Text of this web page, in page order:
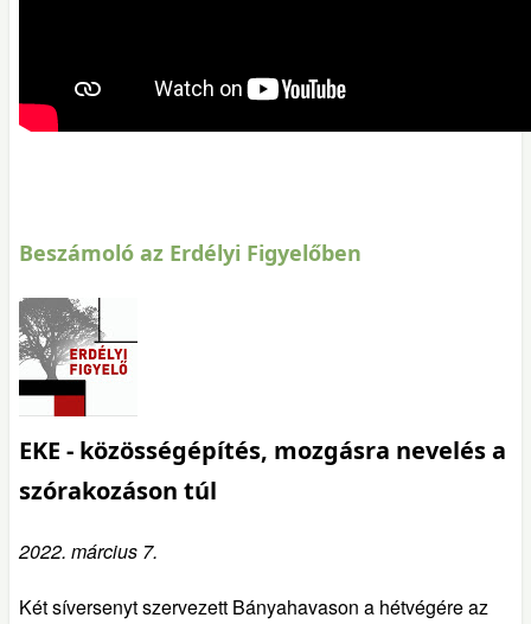
Beszámoló az Erdélyi Figyelőben
EKE - közösségépítés, mozgásra nevelés a
szórakozáson túl
2022. március 7.
Két síversenyt szervezett Bányahavason a hétvégére az